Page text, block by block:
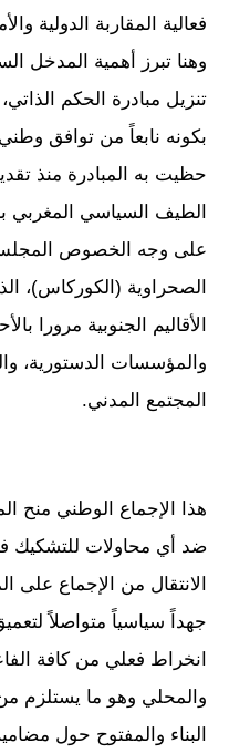
فعالية المقاربة الدولية
وهنا تبرز أهمية المدخل
تنزيل مبادرة الحكم
بكونه نابعاً من توافق
حظيت به المبادرة منذ
الطيف السياسي
على وجه الخصوص
الصحراوية (الكوركاس)،
الأقاليم الجنوبية مرورا
والمؤسسات الدستورية،
المجتمع المدني.
هذا الإجماع الوطني منح
ضد أي محاولات للتشكيك في
الانتقال من الإجماع على
جهداً سياسياً متواصلاً
انخراط فعلي من كافة
والمحلي وهو ما يستلزم
البناء والمفتوح حول